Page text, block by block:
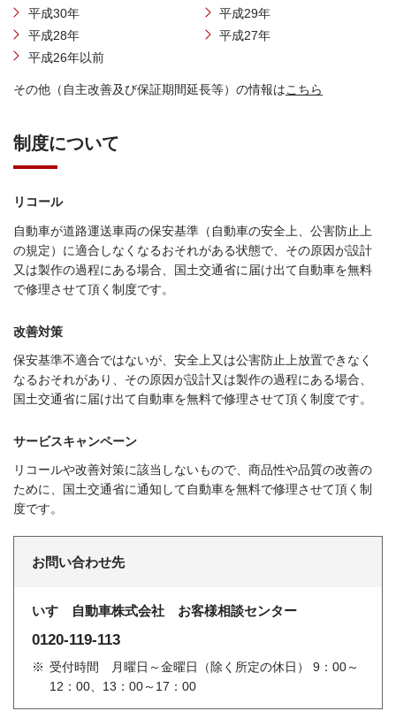
平成30年
平成29年
平成28年
平成27年
平成26年以前
その他（自主改善及び保証期間延長等）の情報はこちら
制度について
リコール
自動車が道路運送車両の保安基準（自動車の安全上、公害防止上
の規定）に適合しなくなるおそれがある状態で、その原因が設計
又は製作の過程にある場合、国土交通省に届け出て自動車を無料
で修理させて頂く制度です。
改善対策
保安基準不適合ではないが、安全上又は公害防止上放置できなく
なるおそれがあり、その原因が設計又は製作の過程にある場合、
国土交通省に届け出て自動車を無料で修理させて頂く制度です。
サービスキャンペーン
リコールや改善対策に該当しないもので、商品性や品質の改善の
ために、国土交通省に通知して自動車を無料で修理させて頂く制
度です。
お問い合わせ先
いすゞ自動車株式会社 お客様相談センター
0120-119-113
※ 受付時間 月曜日～金曜日（除く所定の休日） 9：00～
12：00、13：00～17：00